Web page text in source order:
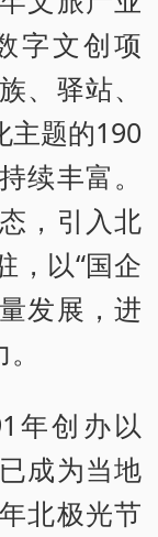
字文创项
、驿站、
主题的190
续丰富。
，引入北
，以“国企
发展，进
年创办以
成为当地
北极光节